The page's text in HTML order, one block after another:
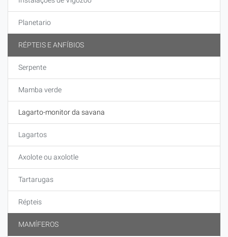
Planetario
RÉPTEIS E ANFÍBIOS
Serpente
Mamba verde
Lagarto-monitor da savana
Lagartos
Axolote ou axolotle
Tartarugas
Répteis
MAMÍFEROS